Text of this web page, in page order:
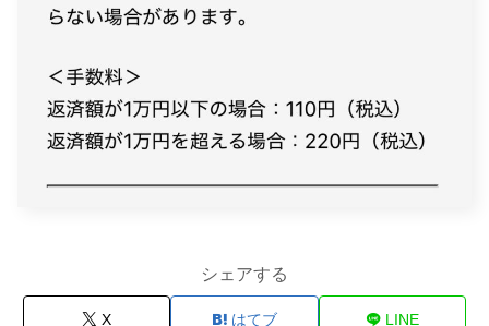
シェアする
X はてブ LINE